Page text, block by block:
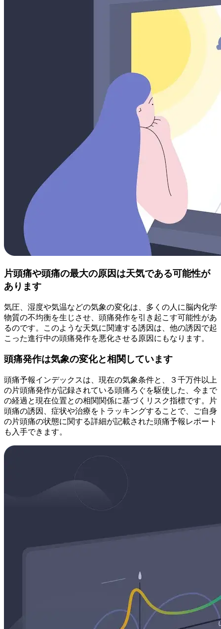
片頭痛や頭痛の最大の原因は天気である可能性が
あります
気圧、湿度や気温などの気象の変化は、多くの人に脳内化学
物質の不均衡を生じさせ、頭痛発作を引き起こす可能性があ
るのです。このような天気に関連する誘因は、他の誘因で起
こった進行中の頭痛発作を悪化させる原因にもなります。
頭痛発作は気象の変化と相関しています
頭痛予報インデックスは、現在の気象条件と、３千万件以上
の片頭痛発作が記録されている頭痛ろぐを駆使した、今まで
の経過と現在位置との相関関係に基づくリスク指標です。片
頭痛の誘因、症状や治療をトラッキングすることで、ご自身
の片頭痛の状態に関する詳細が記載された頭痛予報レポート
も入手できます。